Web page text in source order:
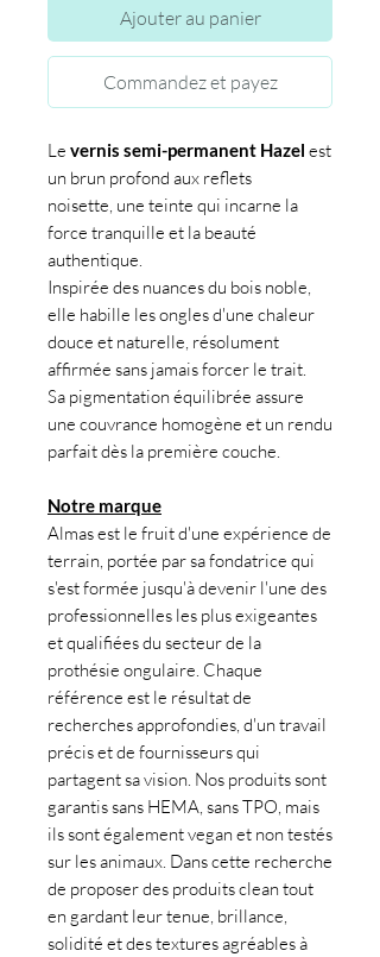
Ajouter au panier
Commandez et payez
Le vernis semi-permanent Hazel est
un brun profond aux reflets
noisette, une teinte qui incarne la
force tranquille et la beauté
authentique.
Inspirée des nuances du bois noble,
elle habille les ongles d'une chaleur
douce et naturelle, résolument
affirmée sans jamais forcer le trait.
Sa pigmentation équilibrée assure
une couvrance homogène et un rendu
parfait dès la première couche.
Notre marque
Almas est le fruit d'une expérience de
terrain, portée par sa fondatrice qui
s'est formée jusqu'à devenir l'une des
professionnelles les plus exigeantes
et qualifiées du secteur de la
prothésie ongulaire. Chaque
référence est le résultat de
recherches approfondies, d'un travail
précis et de fournisseurs qui
partagent sa vision. Nos produits sont
garantis sans HEMA, sans TPO, mais
ils sont également vegan et non testés
sur les animaux. Dans cette recherche
de proposer des produits clean tout
en gardant leur tenue, brillance,
solidité et des textures agréables à